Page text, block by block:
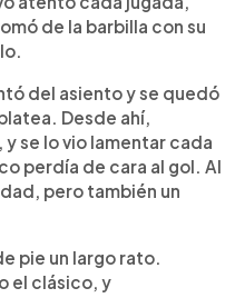
de la barbilla con su
del asiento y se quedó
Desde ahí,
se lo vio lamentar cada
perdía de cara al gol. Al
pero también un
pie un largo rato.
el clásico, y